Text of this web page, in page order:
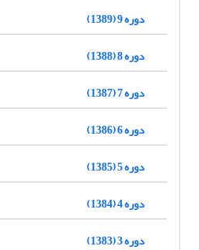
دوره 9 (1389)
دوره 8 (1388)
دوره 7 (1387)
دوره 6 (1386)
دوره 5 (1385)
دوره 4 (1384)
دوره 3 (1383)